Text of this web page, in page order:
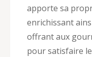
apporte sa
enrichissant
offrant aux
pour satisfaire